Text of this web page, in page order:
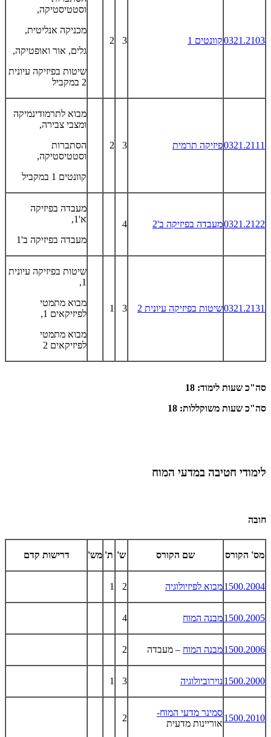
0321.2103קוונטים 1 3
2
וסטטיסטיקה,
מכניקה אנליטית,
גלים, אור ואופטיקה,
שיטות בפיזיקה עיונית
2 במקביל
0321.2111פיזיקה תרמית 3
2
מבוא לתרמודינמיקה
ומצבי צבירה,
הסתברות
וסטטיסטיקה,
קוונטים 1 במקביל
0321.2122מעבדה בפיזיקה ב'2 4
מעבדה בפיזיקה
א'1,
מעבדה בפיזיקה ב'1
0321.2131שיטות בפיזיקה עיונית 2 3
1
שיטות בפיזיקה עיונית
1,
מבוא מתמטי
לפיזיקאים 1,
מבוא מתמטי
לפיזיקאים 2
סה"כ שעות לימוד: 18
סה"כ שעות משוקללות: 18
לימודי חטיבה במדעי המוח
חובה
מס' הקורס שם הקורס ש' ת' מש' דרישות קדם
1500.2004מבוא לפיזיולוגיה 2
1
1500.2005מבנה המוח 4
1500.2006מבנה המוח – מעבדה 2
1500.2000נוירוביולוגיה 3
1
1500.2010
סמינר מדעי המוח-
אוריינות מדעית
2